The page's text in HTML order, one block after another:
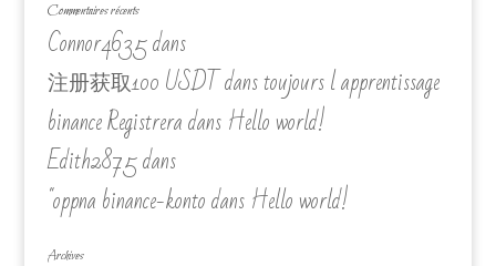
Commentaires récents
Connor4635dans
注册获取100 USDTdanstoujours l apprentissage
binance RegistreradansHello world!
Edith2875dans
"oppna binance-kontodansHello world!
Archives